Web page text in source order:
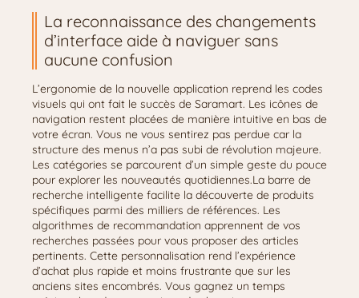
La reconnaissance des changements
d’interface aide à naviguer sans
aucune confusion
L’ergonomie de la nouvelle application reprend les codes
visuels qui ont fait le succès de Saramart. Les icônes de
navigation restent placées de manière intuitive en bas de
votre écran. Vous ne vous sentirez pas perdue car la
structure des menus n’a pas subi de révolution majeure.
Les catégories se parcourent d’un simple geste du pouce
pour explorer les nouveautés quotidiennes.La barre de
recherche intelligente facilite la découverte de produits
spécifiques parmi des milliers de références. Les
algorithmes de recommandation apprennent de vos
recherches passées pour vous proposer des articles
pertinents. Cette personnalisation rend l’expérience
d’achat plus rapide et moins frustrante que sur les
anciens sites encombrés. Vous gagnez un temps